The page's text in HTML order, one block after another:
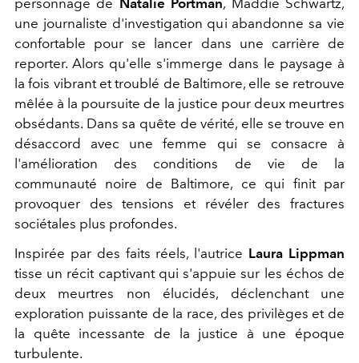
une journaliste d'investigation qui abandonne sa vie
confortable pour se lancer dans une carrière de
reporter. Alors qu'elle s'immerge dans le paysage à
la fois vibrant et troublé de Baltimore, elle se retrouve
mêlée à la poursuite de la justice pour deux meurtres
obsédants. Dans sa quête de vérité, elle se trouve en
désaccord avec une femme qui se consacre à
l'amélioration des conditions de vie de la
communauté noire de Baltimore, ce qui finit par
provoquer des tensions et révéler des fractures
sociétales plus profondes.
Inspirée par des faits réels, l'autrice Laura Lippman
tisse un récit captivant qui s'appuie sur les échos de
deux meurtres non élucidés, déclenchant une
exploration puissante de la race, des privilèges et de
la quête incessante de la justice à une époque
turbulente.